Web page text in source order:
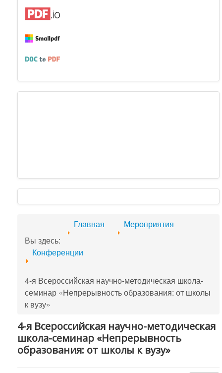
Вы здесь:
Главная Мероприятия
Конференции
4-я Всероссийская научно-методическая школа-
семинар «Непрерывность образования: от школы
к вузу»
4-я Всероссийская научно-методическая
школа-семинар «Непрерывность
образования: от школы к вузу»